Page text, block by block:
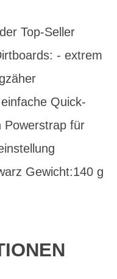
Top-Seller
- extrem
Quick-
Powerstrap für
Gewicht:140 g